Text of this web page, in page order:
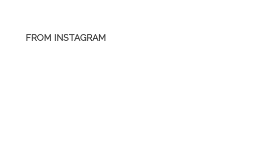
FROM INSTAGRAM